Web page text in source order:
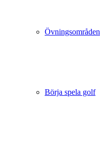
Övningsområden
Börja spela golf